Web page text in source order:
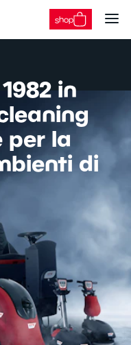
shop
in
per la
di